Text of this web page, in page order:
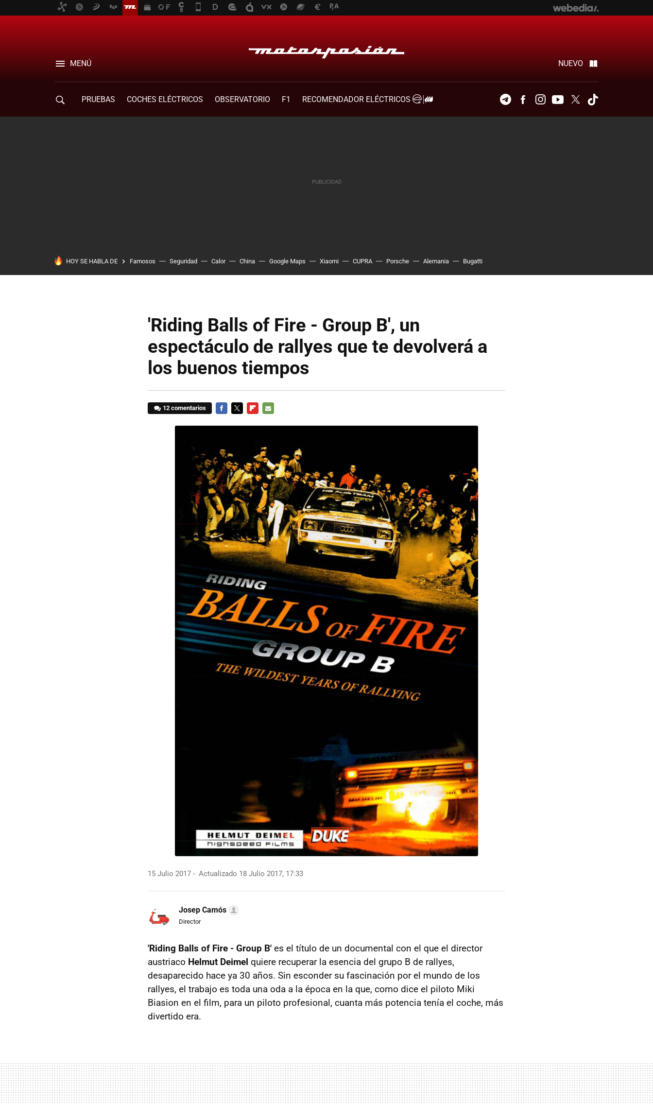
MENÚ NUEVO
PRUEBAS COCHES ELÉCTRICOS OBSERVATORIO F1
RECOMENDADOR ELÉCTRICOS
TelegramFacebookInstagramYoutubeTwitter
HOY SE HABLA DE Famosos Seguridad Calor China Google Maps Xiaomi CUPRA Porsche Alemania Bugatti
'Riding Balls of Fire - Group B', un
espectáculo de rallyes que te devolverá a
los buenos tiempos
12 comentarios
15 Julio 2017 Actualizado 18 Julio 2017, 17:33
Josep Camós
Director
'Riding Balls of Fire - Group B' es el título de un documental con el que el director
austriaco Helmut Deimel quiere recuperar la esencia del grupo B de rallyes,
desaparecido hace ya 30 años. Sin esconder su fascinación por el mundo de los
rallyes, el trabajo es toda una oda a la época en la que, como dice el piloto Miki
Biasion en el film, para un piloto profesional, cuanta más potencia tenía el coche, más
divertido era.